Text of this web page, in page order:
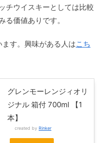
チウイスキーとしては比較
る価値ありです。
す。興味がある人はこち
グレンモーレンジィオリ
ジナル 箱付 700ml 【1
本】
created by Rinker